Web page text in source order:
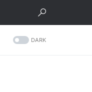
DARK